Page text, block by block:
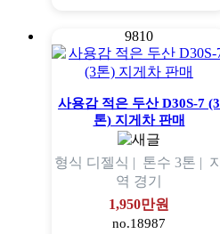
9810
사용감 적은 두산 D30S-7 (3
톤) 지게차 판매
형식 디젤식 | 톤수 3톤 | 지
역 경기
1,950만원
no.18987